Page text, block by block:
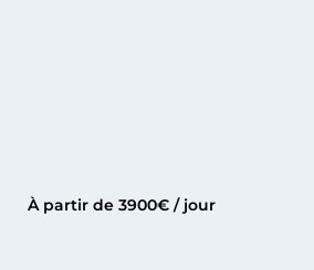
À partir de 3900€ / jour
PRESTIGE 590GOLFE-JUAN